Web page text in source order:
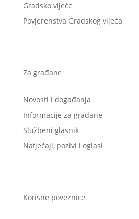
Gradsko vijeće
Povjerenstva Gradskog vijeća
Za građane
Novosti i događanja
Informacije za građane
Službeni glasnik
Natječaji, pozivi i oglasi
Korisne poveznice